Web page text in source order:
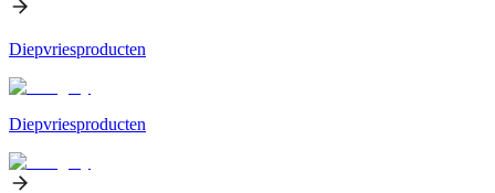
Diepvriesproducten
Diepvriesproducten